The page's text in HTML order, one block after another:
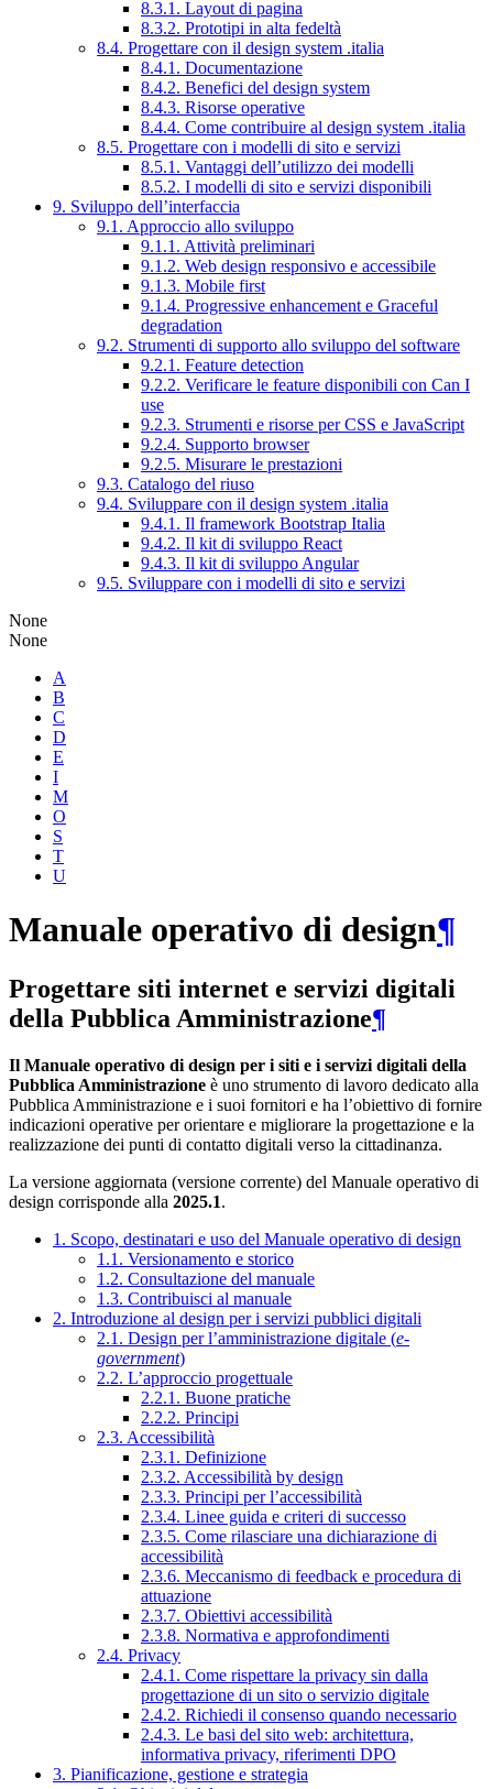
8.3.1. Layout di pagina
8.3.2. Prototipi in alta fedeltà
8.4. Progettare con il design system .italia
8.4.1. Documentazione
8.4.2. Benefici del design system
8.4.3. Risorse operative
8.4.4. Come contribuire al design system .italia
8.5. Progettare con i modelli di sito e servizi
8.5.1. Vantaggi dell’utilizzo dei modelli
8.5.2. I modelli di sito e servizi disponibili
9. Sviluppo dell’interfaccia
9.1. Approccio allo sviluppo
9.1.1. Attività preliminari
9.1.2. Web design responsivo e accessibile
9.1.3. Mobile first
9.1.4. Progressive enhancement e Graceful
degradation
9.2. Strumenti di supporto allo sviluppo del software
9.2.1. Feature detection
9.2.2. Verificare le feature disponibili con Can I
use
9.2.3. Strumenti e risorse per CSS e JavaScript
9.2.4. Supporto browser
9.2.5. Misurare le prestazioni
9.3. Catalogo del riuso
9.4. Sviluppare con il design system .italia
9.4.1. Il framework Bootstrap Italia
9.4.2. Il kit di sviluppo React
9.4.3. Il kit di sviluppo Angular
9.5. Sviluppare con i modelli di sito e servizi
None
None
A
B
C
D
E
I
M
O
S
T
U
Manuale operativo di design¶
Progettare siti internet e servizi digitali
della Pubblica Amministrazione¶
Il Manuale operativo di design per i siti e i servizi digitali della
Pubblica Amministrazione è uno strumento di lavoro dedicato alla
Pubblica Amministrazione e i suoi fornitori e ha l’obiettivo di fornire
indicazioni operative per orientare e migliorare la progettazione e la
realizzazione dei punti di contatto digitali verso la cittadinanza.
La versione aggiornata (versione corrente) del Manuale operativo di
design corrisponde alla 2025.1.
1. Scopo, destinatari e uso del Manuale operativo di design
1.1. Versionamento e storico
1.2. Consultazione del manuale
1.3. Contribuisci al manuale
2. Introduzione al design per i servizi pubblici digitali
2.1. Design per l’amministrazione digitale (e-
government)
2.2. L’approccio progettuale
2.2.1. Buone pratiche
2.2.2. Principi
2.3. Accessibilità
2.3.1. Definizione
2.3.2. Accessibilità by design
2.3.3. Principi per l’accessibilità
2.3.4. Linee guida e criteri di successo
2.3.5. Come rilasciare una dichiarazione di
accessibilità
2.3.6. Meccanismo di feedback e procedura di
attuazione
2.3.7. Obiettivi accessibilità
2.3.8. Normativa e approfondimenti
2.4. Privacy
2.4.1. Come rispettare la privacy sin dalla
progettazione di un sito o servizio digitale
2.4.2. Richiedi il consenso quando necessario
2.4.3. Le basi del sito web: architettura,
informativa privacy, riferimenti DPO
3. Pianificazione, gestione e strategia